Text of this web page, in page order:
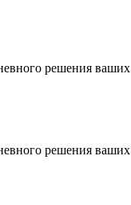
решения ваших
решения ваших